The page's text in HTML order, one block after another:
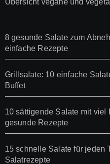
8 gesunde Salate zum
einfache Rezepte
Grillsalate: 10 einfache
Buffet
10 sättigende Salate mit viel
gesunde Rezepte
15 schnelle Salate für jeden
Salatrezepte